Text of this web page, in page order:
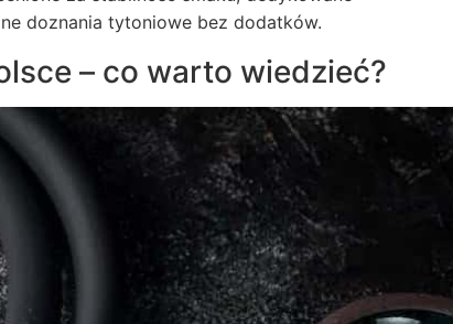
doznania tytoniowe bez dodatków.
– co warto wiedzieć?